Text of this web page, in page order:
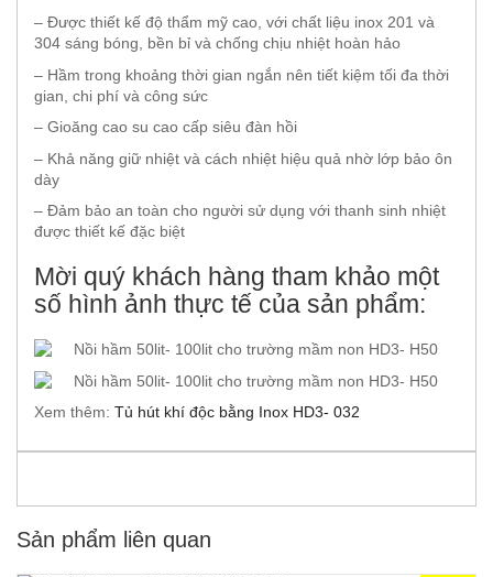
– Được thiết kế độ thẩm mỹ cao, với chất liệu inox 201 và
304 sáng bóng, bền bỉ và chống chịu nhiệt hoàn hảo
– Hầm trong khoảng thời gian ngắn nên tiết kiệm tối đa thời
gian, chi phí và công sức
– Gioăng cao su cao cấp siêu đàn hồi
– Khả năng giữ nhiệt và cách nhiệt hiệu quả nhờ lớp bảo ôn
dày
– Đảm bảo an toàn cho người sử dụng với thanh sinh nhiệt
được thiết kế đặc biệt
Mời quý khách hàng tham khảo một
số hình ảnh thực tế của sản phẩm:
Xem thêm: Tủ hút khí độc bằng Inox HD3- 032
Sản phẩm liên quan